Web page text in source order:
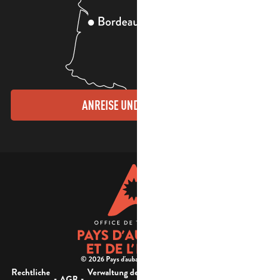
ANREISE UND KONTAKTE
© 2026 Pays d'aubagne et de l'étoile -
Rechtliche
Verwaltung der